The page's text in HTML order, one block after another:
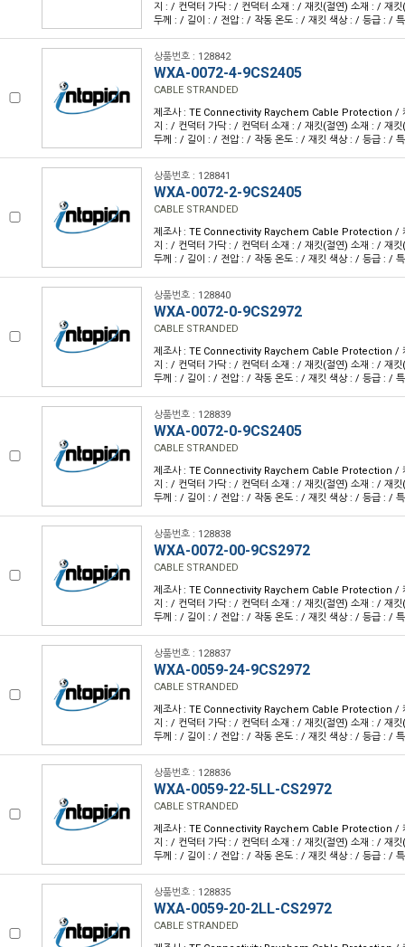
지 : / 컨덕터 가닥 : / 컨덕터 소재 : / 재킷(절연) 소재 : / 재
두께 : / 길이 : / 전압 : / 작동 온도 : / 재킷 색상 : / 등급 : /
상품번호 : 128842
WXA-0072-4-9CS2405
CABLE STRANDED
제조사 : TE Connectivity Raychem Cable Protection /
지 : / 컨덕터 가닥 : / 컨덕터 소재 : / 재킷(절연) 소재 : / 재
두께 : / 길이 : / 전압 : / 작동 온도 : / 재킷 색상 : / 등급 : /
상품번호 : 128841
WXA-0072-2-9CS2405
CABLE STRANDED
제조사 : TE Connectivity Raychem Cable Protection /
지 : / 컨덕터 가닥 : / 컨덕터 소재 : / 재킷(절연) 소재 : / 재
두께 : / 길이 : / 전압 : / 작동 온도 : / 재킷 색상 : / 등급 : /
상품번호 : 128840
WXA-0072-0-9CS2972
CABLE STRANDED
제조사 : TE Connectivity Raychem Cable Protection /
지 : / 컨덕터 가닥 : / 컨덕터 소재 : / 재킷(절연) 소재 : / 재
두께 : / 길이 : / 전압 : / 작동 온도 : / 재킷 색상 : / 등급 : /
상품번호 : 128839
WXA-0072-0-9CS2405
CABLE STRANDED
제조사 : TE Connectivity Raychem Cable Protection /
지 : / 컨덕터 가닥 : / 컨덕터 소재 : / 재킷(절연) 소재 : / 재
두께 : / 길이 : / 전압 : / 작동 온도 : / 재킷 색상 : / 등급 : /
상품번호 : 128838
WXA-0072-00-9CS2972
CABLE STRANDED
제조사 : TE Connectivity Raychem Cable Protection /
지 : / 컨덕터 가닥 : / 컨덕터 소재 : / 재킷(절연) 소재 : / 재
두께 : / 길이 : / 전압 : / 작동 온도 : / 재킷 색상 : / 등급 : /
상품번호 : 128837
WXA-0059-24-9CS2972
CABLE STRANDED
제조사 : TE Connectivity Raychem Cable Protection /
지 : / 컨덕터 가닥 : / 컨덕터 소재 : / 재킷(절연) 소재 : / 재
두께 : / 길이 : / 전압 : / 작동 온도 : / 재킷 색상 : / 등급 : /
상품번호 : 128836
WXA-0059-22-5LL-CS2972
CABLE STRANDED
제조사 : TE Connectivity Raychem Cable Protection /
지 : / 컨덕터 가닥 : / 컨덕터 소재 : / 재킷(절연) 소재 : / 재
두께 : / 길이 : / 전압 : / 작동 온도 : / 재킷 색상 : / 등급 : /
상품번호 : 128835
WXA-0059-20-2LL-CS2972
CABLE STRANDED